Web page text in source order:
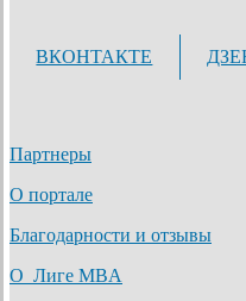
ВКОНТАКТЕ
Партнеры
О портале
Благодарности и отзывы
О Лиге MBA